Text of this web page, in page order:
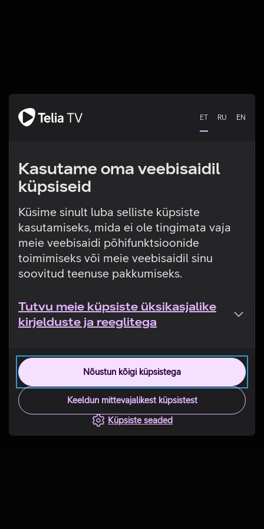
ET RU EN
Kasutame oma veebisaidil
küpsiseid
Küsime sinult luba selliste küpsiste
kasutamiseks, mida ei ole tingimata vaja
meie veebisaidi põhifunktsioonide
toimimiseks või meie veebisaidil sinu
soovitud teenuse pakkumiseks.
Tutvu meie küpsiste üksikasjalike
kirjelduste ja reeglitega
Nõustun kõigi küpsistega
Keeldun mittevajalikest küpsistest
Küpsiste seaded
Tehniline viga